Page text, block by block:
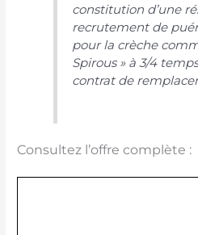
constitution d’une
recrutement de
pour la crèche
Spirous » à 3/4
contrat de
Consultez l’offre complète :